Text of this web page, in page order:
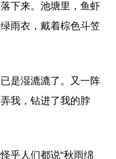
下来。池塘里，鱼虾
雨衣，戴着棕色斗笠
是湿漉漉了。又一阵
我，钻进了我的脖
乎人们都说“秋雨绵